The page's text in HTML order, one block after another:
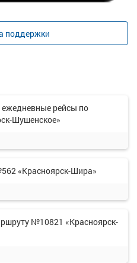
поддержки
ежедневные рейсы по
Шушенское»
«Красноярск-Шира»
№10821 «Красноярск-